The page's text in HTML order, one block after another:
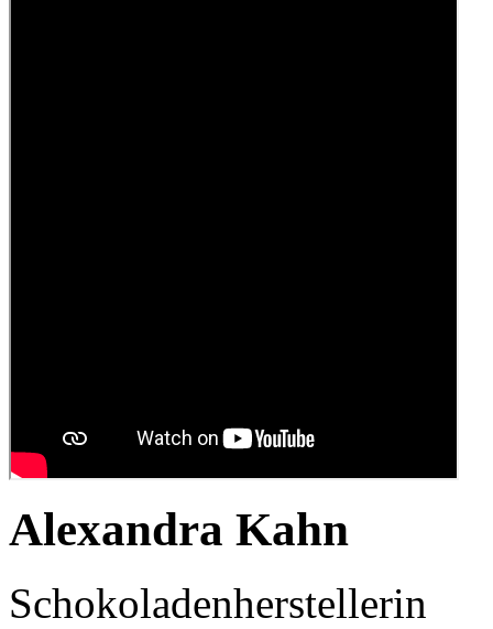
Alexandra Kahn
Schokoladenherstellerin